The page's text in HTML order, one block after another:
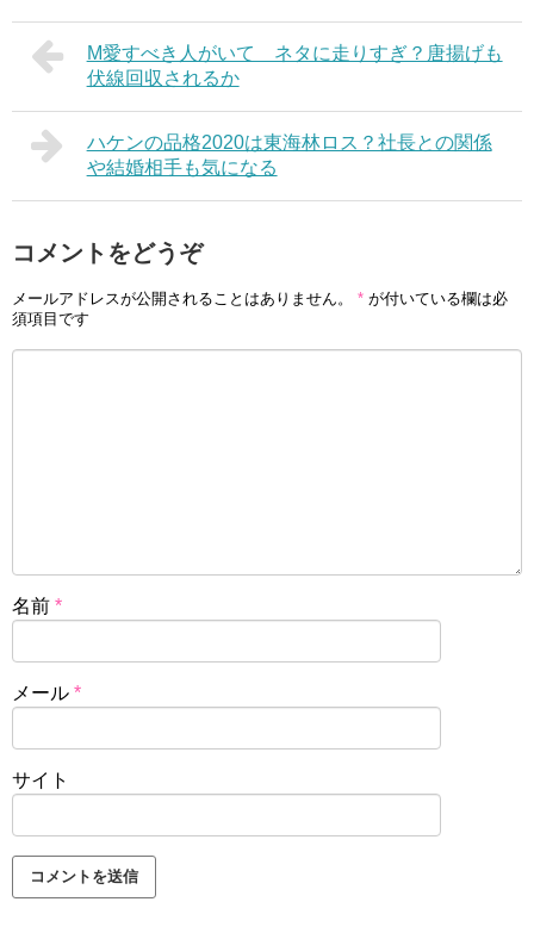
M愛すべき人がいて ネタに走りすぎ？唐揚げも
伏線回収されるか
ハケンの品格2020は東海林ロス？社長との関係
や結婚相手も気になる
コメントをどうぞ
メールアドレスが公開されることはありません。 * が付いている欄は必
須項目です
名前 *
メール *
サイト